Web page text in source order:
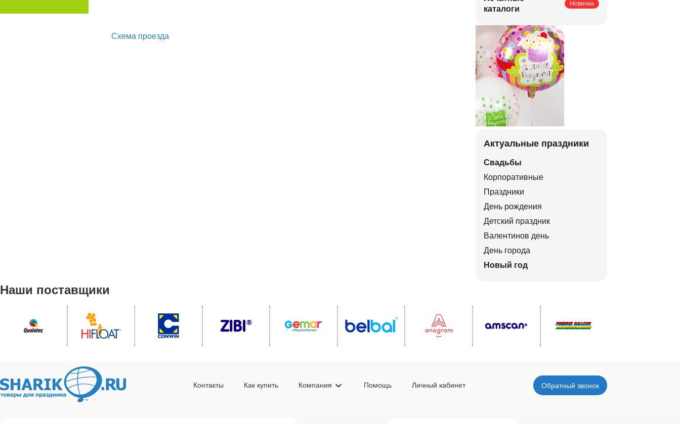
Схема проезда
каталоги
Новинка
Актуальные праздники
Свадьбы
Корпоративные
Праздники
День рождения
Детский праздник
Валентинов день
День города
Новый год
Наши поставщики
Контакты Как купить Компания Помощь Личный кабинет Обратный звонок